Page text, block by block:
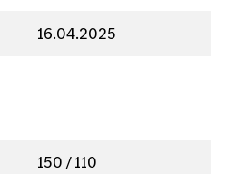
16.04.2025
150 / 110